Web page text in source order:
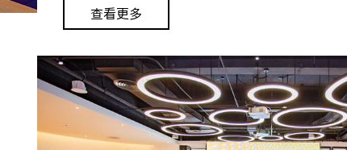
查看更多